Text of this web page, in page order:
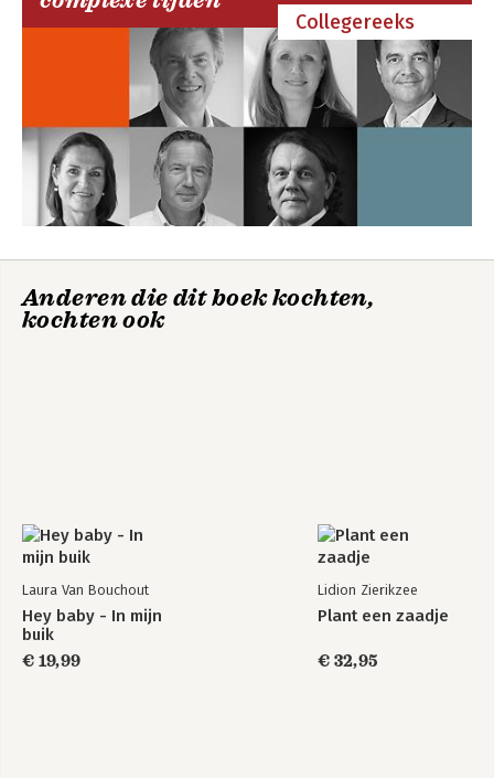
als hij anders in het leven wil staan en
er klaar voor is om door zijn of haar
mentale blokkades heen te springen,
aldus Plooij. Met kennis van de PCT
begrijp je beter hoe je groeimomenten
kunt voelen aankomen - en hoe je
daarmee om kunt gaan.
Collegereeks
Anderen die dit boek kochten,
kochten ook
Laura Van Bouchout
Hey baby - In mijn
buik
€ 19,99
Lidion Zierikzee
Plant een zaadje
€ 32,95